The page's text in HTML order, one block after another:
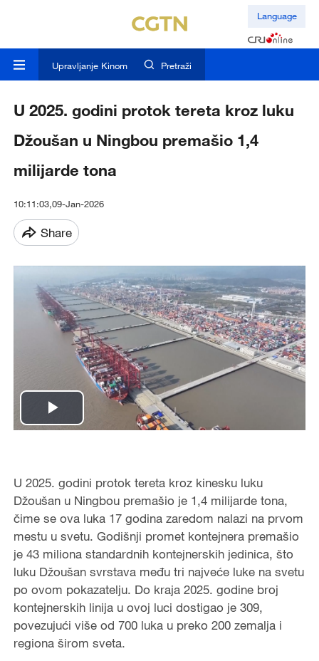
Language
Upravljanje Kinom Pretraži
U 2025. godini protok tereta kroz luku
Džoušan u Ningbou premašio 1,4
milijarde tona
10:11:03,09-Jan-2026
Share
Play
U 2025. godini protok tereta kroz kinesku luku
Džoušan u Ningbou premašio je 1,4 milijarde tona,
čime se ova luka 17 godina zaredom nalazi na prvom
mestu u svetu. Godišnji promet kontejnera premašio
je 43 miliona standardnih kontejnerskih jedinica, što
luku Džoušan svrstava među tri najveće luke na svetu
po ovom pokazatelju. Do kraja 2025. godine broj
kontejnerskih linija u ovoj luci dostigao je 309,
povezujući više od 700 luka u preko 200 zemalja i
regiona širom sveta.